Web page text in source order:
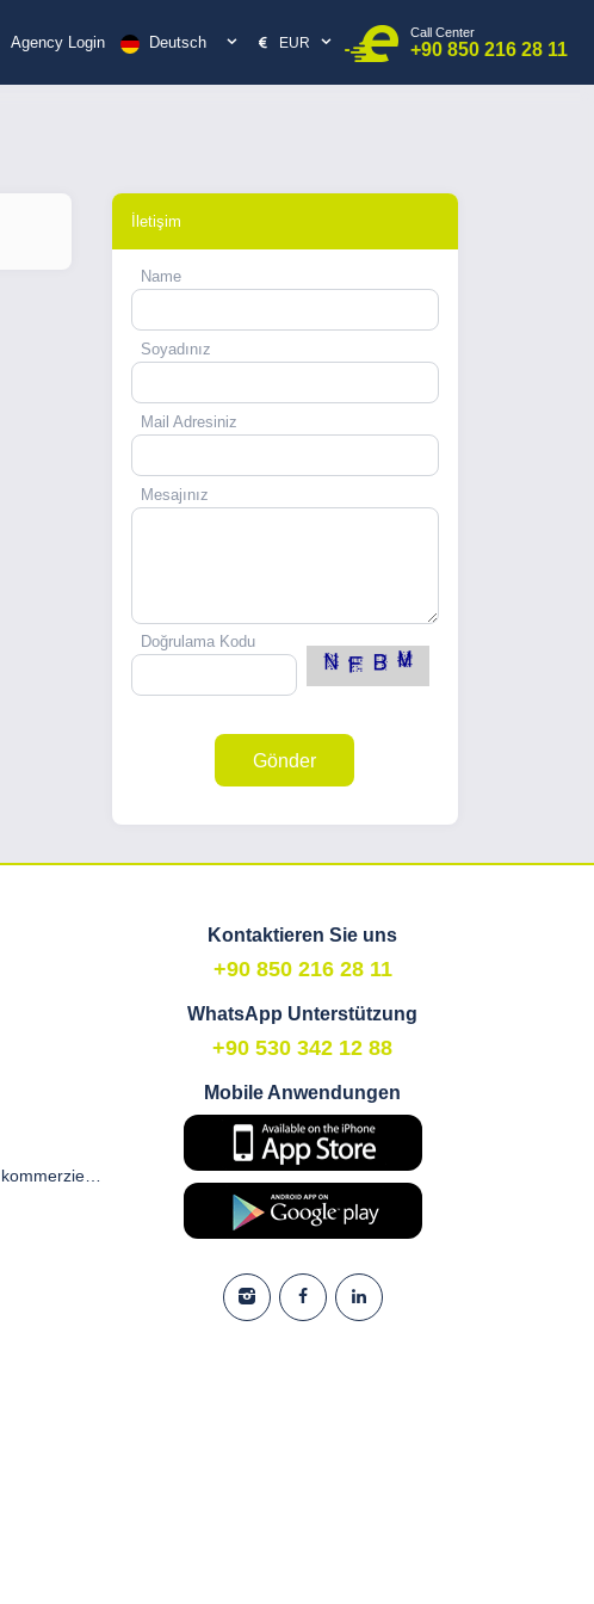
Agency Login Deutsch EUR
Call Center
+90 850 216 28 11
İletişim
Name
Soyadınız
Mail Adresiniz
Mesajınız
Doğrulama Kodu
Gönder
Zustimmungsformular für kommerzielle elektronische Kommunikation und Marketing
Kontaktieren Sie uns
+90 850 216 28 11
WhatsApp Unterstützung
+90 530 342 12 88
Mobile Anwendungen